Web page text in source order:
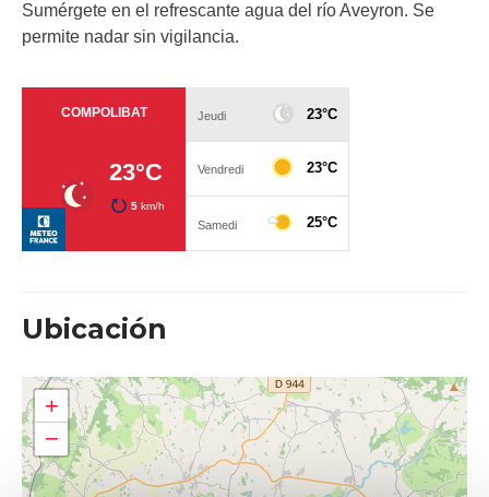
Sumérgete en el refrescante agua del río Aveyron. Se
permite nadar sin vigilancia.
Ubicación
+
−